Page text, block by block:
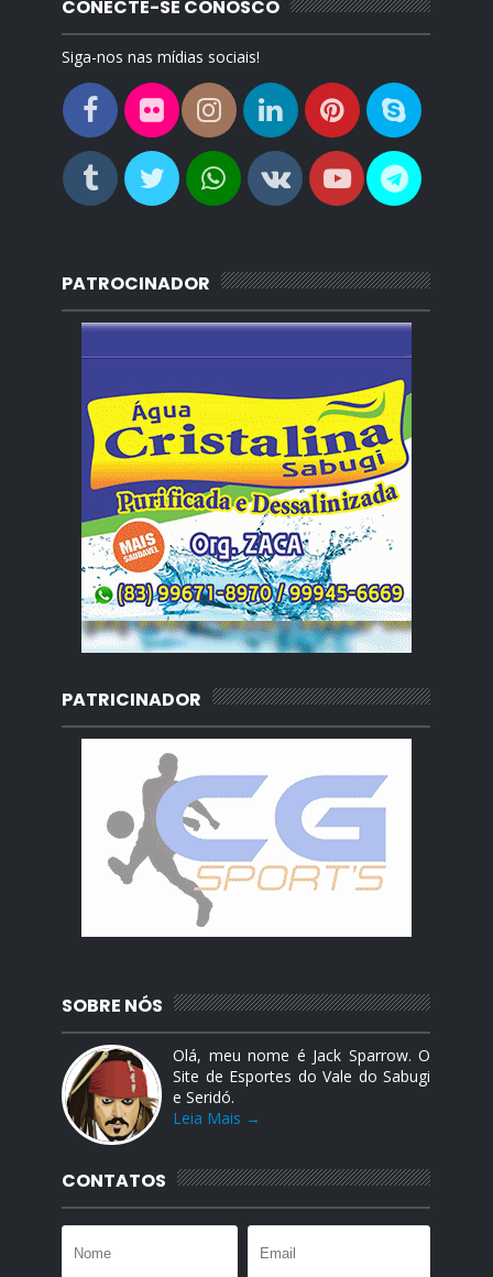
CONECTE-SE CONOSCO
Siga-nos nas mídias sociais!
PATROCINADOR
PATRICINADOR
SOBRE NÓS
Olá, meu nome é Jack Sparrow. O
Site de Esportes do Vale do Sabugi
e Seridó.
Leia Mais →
CONTATOS